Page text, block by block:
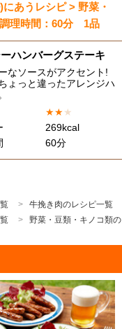
あうレシピ > 野菜・
調理時間：60分 1品
ハンバーグステーキ
なソースがアクセント!
ょっと違ったアレンジハ
★★★
269kcal
60分
牛挽き肉のレシピ一覧
野菜・豆類・キノコ類